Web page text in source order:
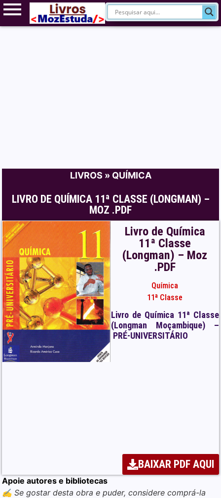
LIVROS » QUÍMICA
LIVRO DE QUÍMICA 11ª CLASSE (LONGMAN) –
MOZ .PDF
Livro de Química
11ª Classe
(Longman) – Moz
.PDF
Química
11ª Classe
Livro de Química 11ª Classe
(Longman Moçambique) –
PRÉ-UNIVERSITÁRIO
BAIXAR PDF AQUI
Apoie autores e bibliotecas
✍️ Se gostar desta obra e puder, considere comprá-la